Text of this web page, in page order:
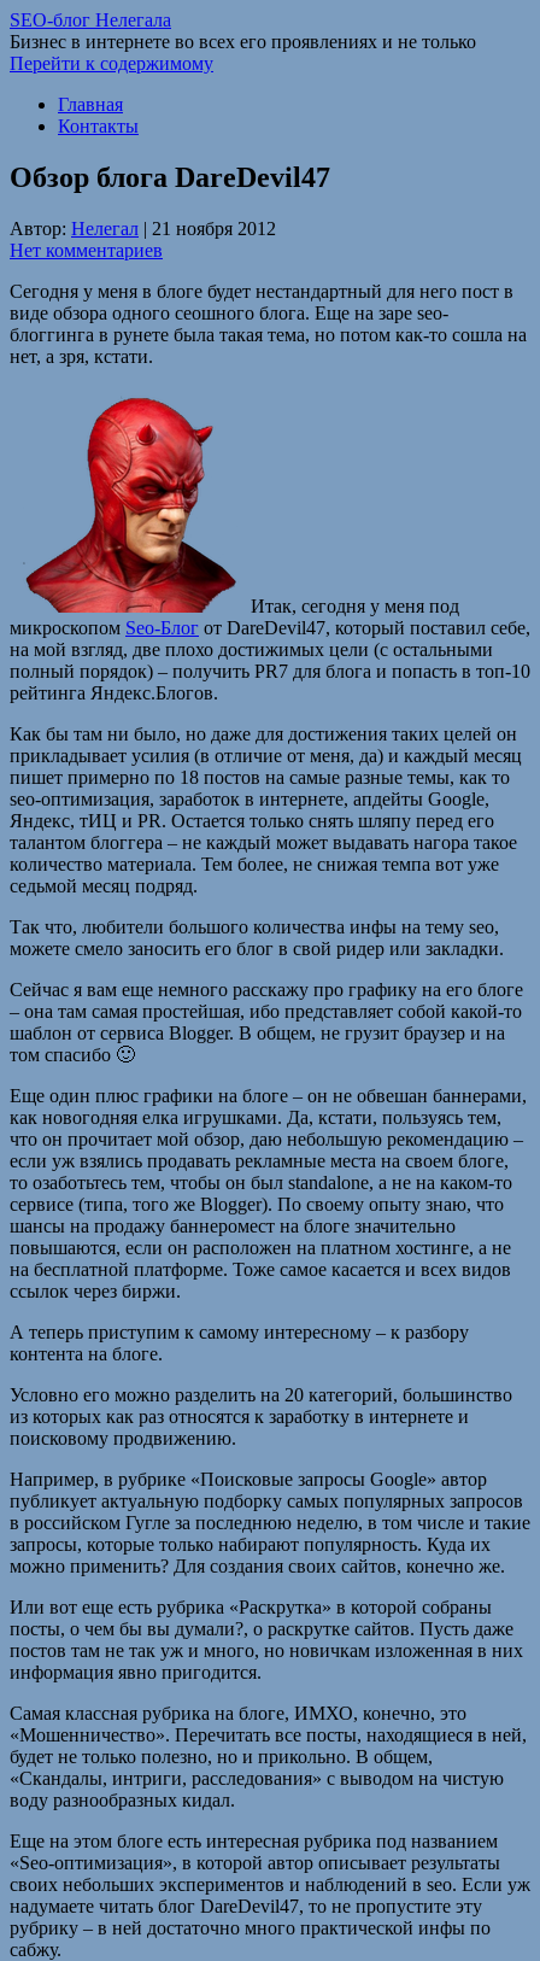
SEO-блог Нелегала
Бизнес в интернете во всех его проявлениях и не только
Перейти к содержимому
Главная
Контакты
Обзор блога DareDevil47
Автор: Нелегал | 21 ноября 2012
Нет комментариев
Сегодня у меня в блоге будет нестандартный для него пост в
виде обзора одного сеошного блога. Еще на заре seo-
блоггинга в рунете была такая тема, но потом как-то сошла на
нет, а зря, кстати.
Итак, сегодня у меня под
микроскопом Seo-Блог от DareDevil47, который поставил себе,
на мой взгляд, две плохо достижимых цели (с остальными
полный порядок) – получить PR7 для блога и попасть в топ-10
рейтинга Яндекс.Блогов.
Как бы там ни было, но даже для достижения таких целей он
прикладывает усилия (в отличие от меня, да) и каждый месяц
пишет примерно по 18 постов на самые разные темы, как то
seo-оптимизация, заработок в интернете, апдейты Google,
Яндекс, тИЦ и PR. Остается только снять шляпу перед его
талантом блоггера – не каждый может выдавать нагора такое
количество материала. Тем более, не снижая темпа вот уже
седьмой месяц подряд.
Так что, любители большого количества инфы на тему seo,
можете смело заносить его блог в свой ридер или закладки.
Сейчас я вам еще немного расскажу про графику на его блоге
– она там самая простейшая, ибо представляет собой какой-то
шаблон от сервиса Blogger. В общем, не грузит браузер и на
том спасибо 🙂
Еще один плюс графики на блоге – он не обвешан баннерами,
как новогодняя елка игрушками. Да, кстати, пользуясь тем,
что он прочитает мой обзор, даю небольшую рекомендацию –
если уж взялись продавать рекламные места на своем блоге,
то озаботьтесь тем, чтобы он был standalone, а не на каком-то
сервисе (типа, того же Blogger). По своему опыту знаю, что
шансы на продажу баннеромест на блоге значительно
повышаются, если он расположен на платном хостинге, а не
на бесплатной платформе. Тоже самое касается и всех видов
ссылок через биржи.
А теперь приступим к самому интересному – к разбору
контента на блоге.
Условно его можно разделить на 20 категорий, большинство
из которых как раз относятся к заработку в интернете и
поисковому продвижению.
Например, в рубрике «Поисковые запросы Google» автор
публикует актуальную подборку самых популярных запросов
в российском Гугле за последнюю неделю, в том числе и такие
запросы, которые только набирают популярность. Куда их
можно применить? Для создания своих сайтов, конечно же.
Или вот еще есть рубрика «Раскрутка» в которой собраны
посты, о чем бы вы думали?, о раскрутке сайтов. Пусть даже
постов там не так уж и много, но новичкам изложенная в них
информация явно пригодится.
Самая классная рубрика на блоге, ИМХО, конечно, это
«Мошенничество». Перечитать все посты, находящиеся в ней,
будет не только полезно, но и прикольно. В общем,
«Скандалы, интриги, расследования» с выводом на чистую
воду разнообразных кидал.
Еще на этом блоге есть интересная рубрика под названием
«Seo-оптимизация», в которой автор описывает результаты
своих небольших экспериментов и наблюдений в seo. Если уж
надумаете читать блог DareDevil47, то не пропустите эту
рубрику – в ней достаточно много практической инфы по
сабжу.